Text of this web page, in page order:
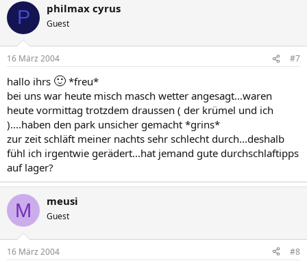
P philmax cyrus
Guest
16 März 2004 #7
hallo ihrs 🙂 *freu*
bei uns war heute misch masch wetter angesagt...waren
heute vormittag trotzdem draussen ( der krümel und ich
)....haben den park unsicher gemacht *grins*
zur zeit schläft meiner nachts sehr schlecht durch...deshalb
fühl ich irgentwie gerädert...hat jemand gute durchschlaftipps
auf lager?
M meusi
Guest
16 März 2004 #8